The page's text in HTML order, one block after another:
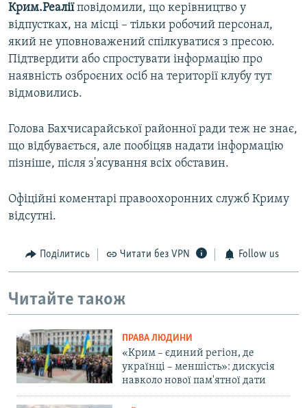
Крим.Реаліїповідомили, що керівництво у
відпустках, на місці – тільки робочий персонал,
який не уповноважений спілкуватися з пресою.
Підтвердити або спростувати інформацію про
наявність озброєних осіб на території клубу тут
відмовились.
Голова Бахчисарайської районної ради теж не знає,
що відбувається, але пообіцяв надати інформацію
пізніше, після з'ясування всіх обставин.
Офіційні коментарі правоохоронних служб Криму
відсутні.
Поділитись Читати без VPN Follow us
Читайте також
ПРАВА ЛЮДИНИ
«Крим – єдиний регіон, де
українці – меншість»: дискусія
навколо нової пам'ятної дати